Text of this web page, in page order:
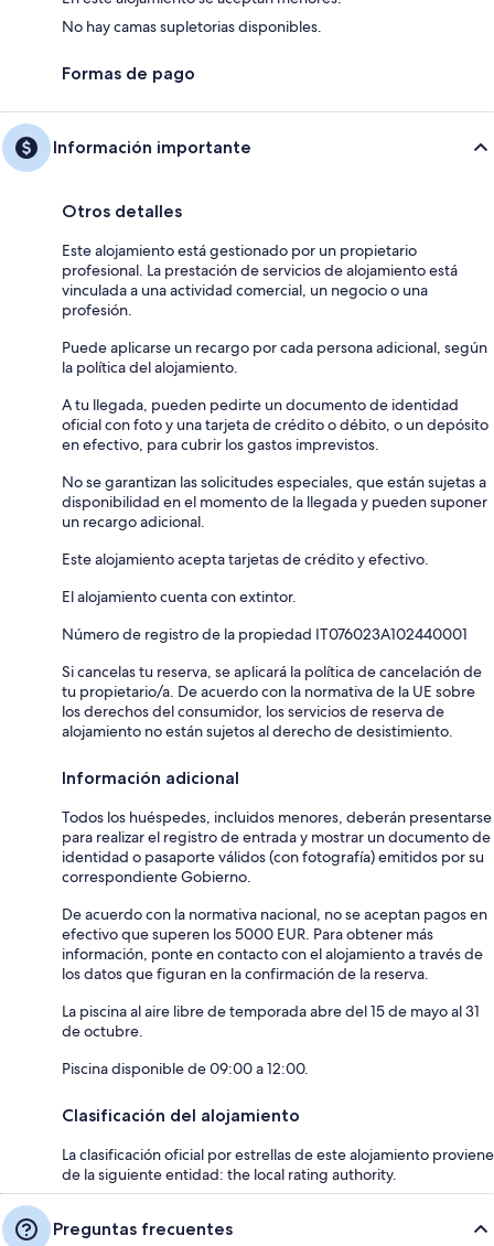
No hay camas supletorias disponibles.
Formas de pago
Información importante
Otros detalles
Este alojamiento está gestionado por un propietario
profesional. La prestación de servicios de alojamiento está
vinculada a una actividad comercial, un negocio o una
profesión.
Puede aplicarse un recargo por cada persona adicional, según
la política del alojamiento.
A tu llegada, pueden pedirte un documento de identidad
oficial con foto y una tarjeta de crédito o débito, o un depósito
en efectivo, para cubrir los gastos imprevistos.
No se garantizan las solicitudes especiales, que están sujetas a
disponibilidad en el momento de la llegada y pueden suponer
un recargo adicional.
Este alojamiento acepta tarjetas de crédito y efectivo.
El alojamiento cuenta con extintor.
Número de registro de la propiedad IT076023A102440001
Si cancelas tu reserva, se aplicará la política de cancelación de
tu propietario/a. De acuerdo con la normativa de la UE sobre
los derechos del consumidor, los servicios de reserva de
alojamiento no están sujetos al derecho de desistimiento.
Información adicional
Todos los huéspedes, incluidos menores, deberán presentarse
para realizar el registro de entrada y mostrar un documento de
identidad o pasaporte válidos (con fotografía) emitidos por su
correspondiente Gobierno.
De acuerdo con la normativa nacional, no se aceptan pagos en
efectivo que superen los 5000 EUR. Para obtener más
información, ponte en contacto con el alojamiento a través de
los datos que figuran en la confirmación de la reserva.
La piscina al aire libre de temporada abre del 15 de mayo al 31
de octubre.
Piscina disponible de 09:00 a 12:00.
Clasificación del alojamiento
La clasificación oficial por estrellas de este alojamiento proviene
de la siguiente entidad: the local rating authority.
Preguntas frecuentes